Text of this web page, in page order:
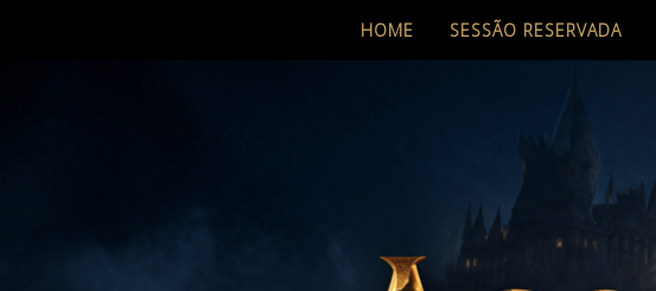
HOME SESSÃO RESERVADA